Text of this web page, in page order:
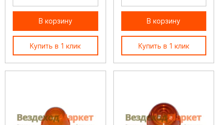
В корзину
Купить в 1 клик
В корзину
Купить в 1 клик